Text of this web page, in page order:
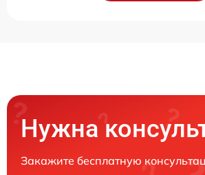
Нужна
Закажите бесплатную